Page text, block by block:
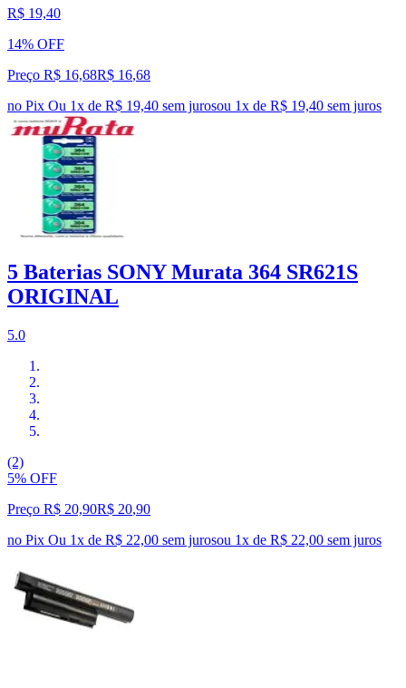
R$ 19,40
14% OFF
Preço R$ 16,68R$ 16,68
no Pix Ou 1x de R$ 19,40 sem jurosou 1x de R$ 19,40 sem juros
5 Baterias SONY Murata 364 SR621S
ORIGINAL
5.0
(2)
5% OFF
Preço R$ 20,90R$ 20,90
no Pix Ou 1x de R$ 22,00 sem jurosou 1x de R$ 22,00 sem juros